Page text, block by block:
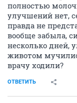
полностью
улучшений нет,
правда не
вообще забыла,
несколько дней,
животом
врачу ходили?
ОТВЕТИТЬ